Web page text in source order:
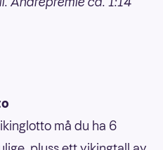
må du ha 6